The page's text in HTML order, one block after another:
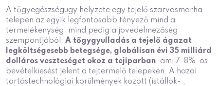
A tőgyegészségügy helyzete egy tejelő szarvasmarha
telepen az egyik legfontosabb tényező mind a
termelékenység, mind pedig a jövedelmezőség
szempontjából. A tőgygyulladás a tejelő ágazat
legköltségesebb betegsége, globálisan évi 35 milliárd
dolláros veszteséget okoz a tejiparban, ami 7-8%-os
bevételkiesést jelent a tejtermelő telepeken. A hazai
tartástechnológiai körülmények között (istállók- ,